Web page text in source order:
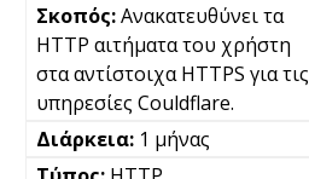
Ανακατευθύνει τα
HTTP αιτήματα του χρήστη
στα αντίστοιχα HTTPS για τις
υπηρεσίες Couldflare.
1 μήνας